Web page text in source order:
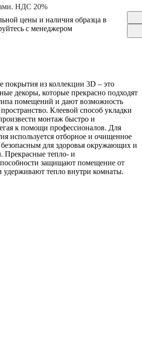
НДС 20%
цены и наличия образца в
с менеджером
покрытия из коллекции 3D – это
декоры, которые прекрасно подходят
помещений и дают возможность
Клеевой способ укладки
монтаж быстро и
к помощи профессионалов. Для
используется отборное и очищенное
безопасным для здоровья окружающих и
Прекрасные тепло- и
защищают помещение от
удерживают тепло внутри комнаты.